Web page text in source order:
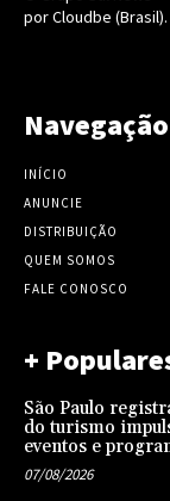
por Cloudbe (Brasil).
Navegação
INÍCIO
ANUNCIE
DISTRIBUIÇÃO
QUEM SOMOS
FALE CONOSCO
+
São Paulo
do turismo
eventos e
07/08/2026